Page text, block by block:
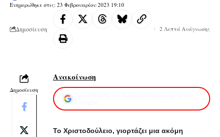
Ενημερώθηκε στις: 23 Φεβρουαρίου 2023 19:10
Δημοσίευση 2 Λεπτά Ανάγνωσης
Δημοσίευση
Ανακοίνωση
Το Χριστοδούλειο, γιορτάζει μια ακόμη